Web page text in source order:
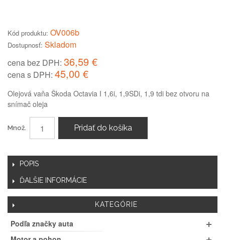
Kód produktu: OV006b
Dostupnosť: Skladom
cena bez DPH: 36,59 €
cena s DPH: 45,00 €
Olejová vaňa Škoda Octavia I 1,6i, 1,9SDi, 1,9 tdi bez otvoru na
snímač oleja
Množ. Pridať do košíka
POPIS
ĎALŠIE INFORMÁCIE
KATEGÓRIE
Podľa značky auta